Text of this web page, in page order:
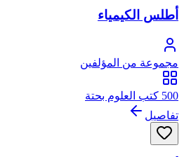
أطلس الكيمياء
مجموعة من المؤلفين
500 كتب العلوم بحتة
تفاصيل